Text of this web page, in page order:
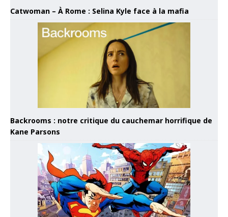
Catwoman – À Rome : Selina Kyle face à la mafia
Backrooms : notre critique du cauchemar horrifique de
Kane Parsons